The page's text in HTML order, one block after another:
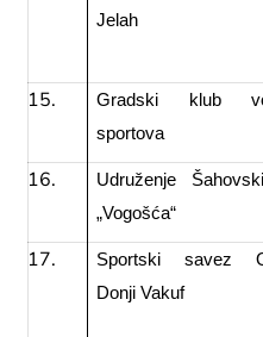
Jelah
Gradski klub
sportova
Udruženje
„Vogošća“
Sportski savez
Donji Vakuf